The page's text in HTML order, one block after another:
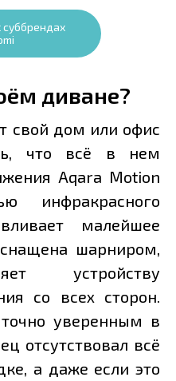
суббрендах
диване?
свой дом или офис
что всё в нем
Aqara Motion
инфракрасного
малейшее
шарниром,
устройству
со всех сторон.
уверенным в
отсутствовал всё
а даже если это